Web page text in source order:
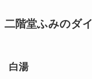
二階堂ふみのダ
白湯